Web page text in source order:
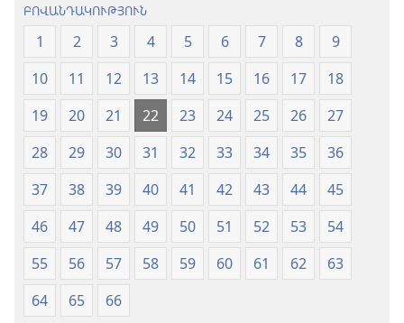
ԲՈՎԱՆԴԱԿՈՒԹՅՈՒՆ
1 2 3 4 5 6 7 8
9
10
11 12 13 14 15 16 17
18
19
20 21 22 23 24 25 26
27
28
29 30 31 32 33 34 35
36
37
38 39 40 41 42 43 44
45
46
47 48 49 50 51 52 53
54
55
56 57 58 59 60 61 62
63
64
65 66